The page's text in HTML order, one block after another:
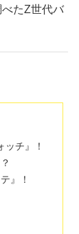
たZ世代バ
チ』！
』！